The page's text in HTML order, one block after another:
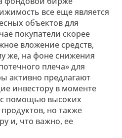
все еще является
объектов для
покупатели скорее
вложение средств,
же, на фоне снижения
плеча» для
активно предлагают
инвестору в моменте
помощью высоких
но также
и, что важно, ее